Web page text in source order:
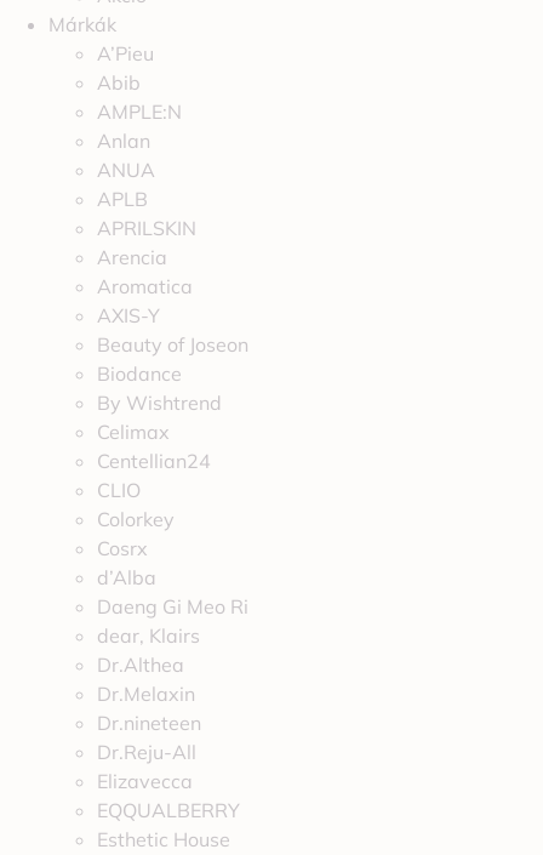
Márkák
A’Pieu
Abib
AMPLE:N
Anlan
ANUA
APLB
APRILSKIN
Arencia
Aromatica
AXIS-Y
Beauty of Joseon
Biodance
By Wishtrend
Celimax
Centellian24
CLIO
Colorkey
Cosrx
d’Alba
Daeng Gi Meo Ri
dear, Klairs
Dr.Althea
Dr.Melaxin
Dr.nineteen
Dr.Reju-All
Elizavecca
EQQUALBERRY
Esthetic House